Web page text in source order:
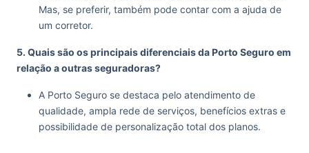
Mas, se preferir, também pode contar com a ajuda de
um corretor.
5. Quais são os principais diferenciais da Porto Seguro em
relação a outras seguradoras?
A Porto Seguro se destaca pelo atendimento de
qualidade, ampla rede de serviços, benefícios extras e
possibilidade de personalização total dos planos.